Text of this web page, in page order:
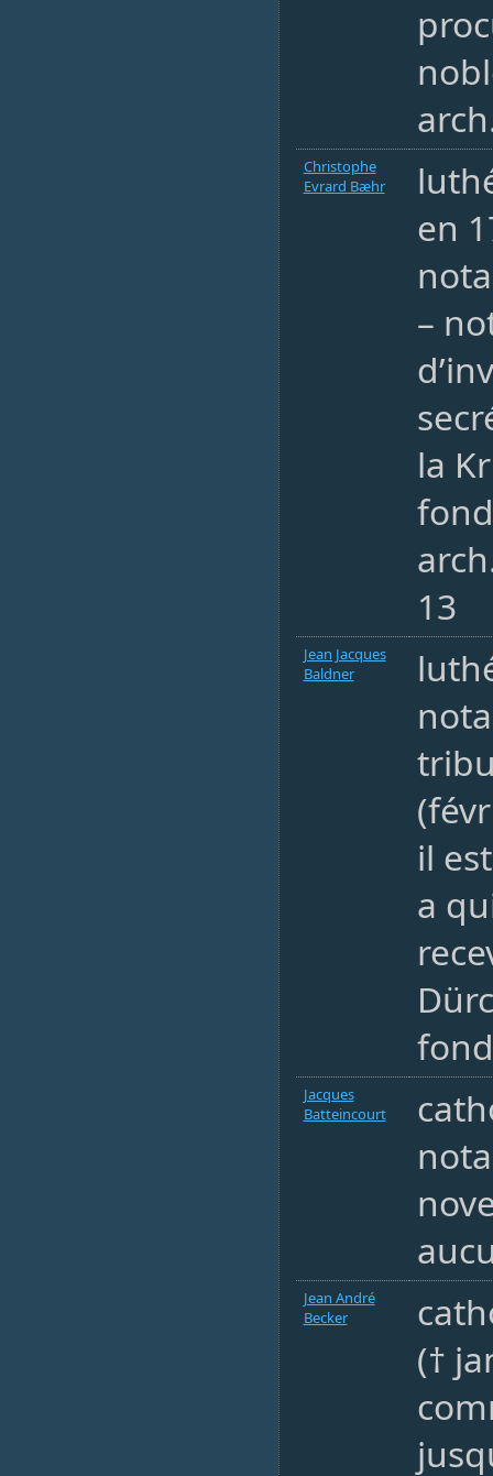
Christophe
Evrard Bæhr
en
–
la
13
Jean Jacques
Baldner
il
a
Jacques
Batteincourt
Jean André
Becker
(†